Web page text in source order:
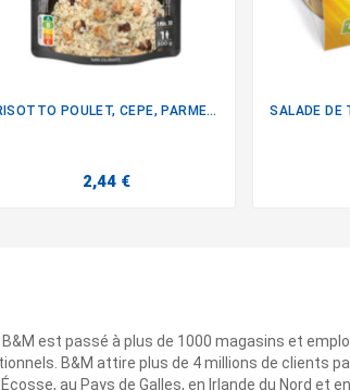
RISOTTO POULET, CEPE, PARMESAN
2,44 €
est passé à plus de 1000 magasins et
B&M attire plus de 4 millions de clients
au Pays de Galles, en Irlande du Nord et